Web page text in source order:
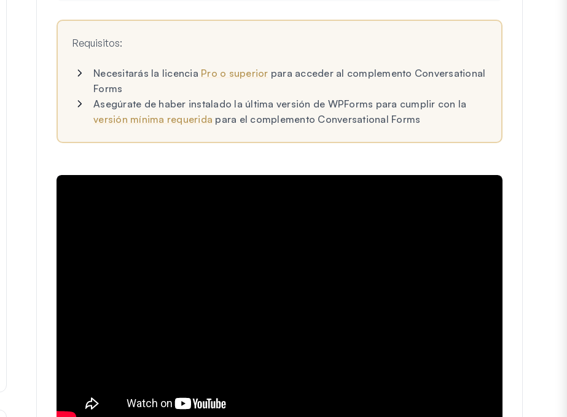
Requisitos:
Necesitarás la licencia Pro o superior para acceder al complemento Conversational
Forms
Asegúrate de haber instalado la última versión de WPForms para cumplir con la
versión mínima requerida para el complemento Conversational Forms